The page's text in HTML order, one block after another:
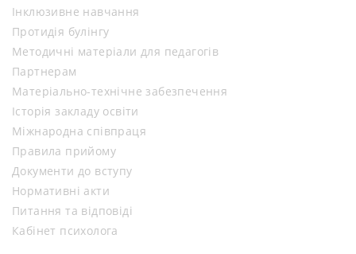
Інклюзивне навчання
Протидія булінгу
Методичні матеріали для педагогів
Партнерам
Матеріально-технічне забезпечення
Історія закладу освіти
Міжнародна співпраця
Правила прийому
Документи до вступу
Нормативні акти
Питання та відповіді
Кабінет психолога